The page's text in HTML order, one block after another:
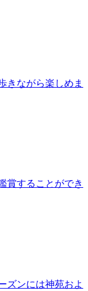
きながら楽しめま
賞することができ
ズンには神苑およ